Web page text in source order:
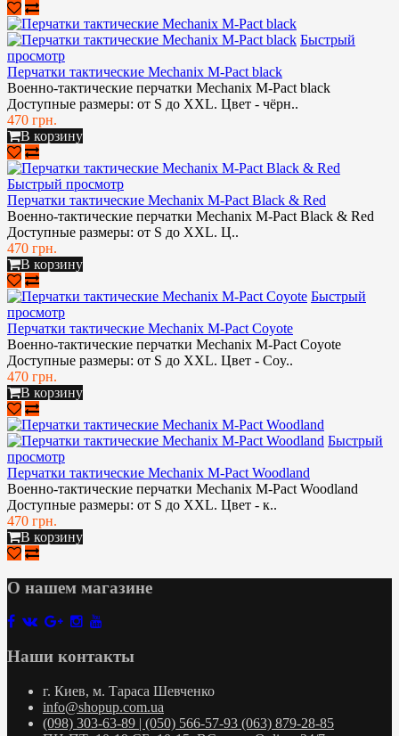
Быстрый
просмотр
Перчатки тактические Mechanix M-Pact black
Военно-тактические перчатки Mechanix M-Pact black
Доступные размеры: от S до XXL. Цвет - чёрн..
470 грн.
В корзину
Быстрый просмотр
Перчатки тактические Mechanix M-Pact Black & Red
Военно-тактические перчатки Mechanix M-Pact Black & Red
Доступные размеры: от S до XXL. Ц..
470 грн.
В корзину
Быстрый
просмотр
Перчатки тактические Mechanix M-Pact Coyote
Военно-тактические перчатки Mechanix M-Pact Coyote
Доступные размеры: от S до XXL. Цвет - Coy..
470 грн.
В корзину
Быстрый
просмотр
Перчатки тактические Mechanix M-Pact Woodland
Военно-тактические перчатки Mechanix M-Pact Woodland
Доступные размеры: от S до XXL. Цвет - к..
470 грн.
В корзину
О нашем магазине
Наши контакты
г. Киев, м. Тараса Шевченко
info@shopup.com.ua
(098) 303-63-89 | (050) 566-57-93 (063) 879-28-85